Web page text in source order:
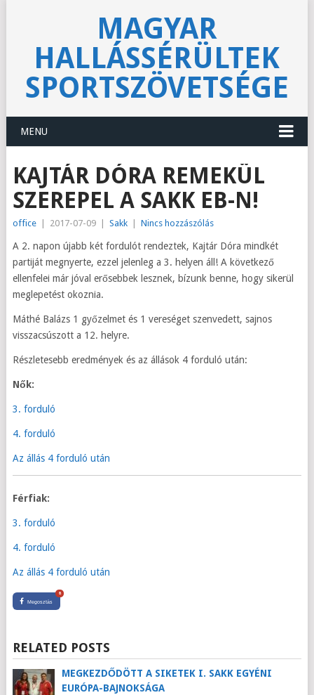
MAGYAR
HALLÁSSÉRÜLTEK
SPORTSZÖVETSÉGE
MENU
KAJTÁR DÓRA REMEKÜL
SZEREPEL A SAKK EB-N!
office 2017-07-09 Sakk Nincs hozzászólás
A 2. napon újabb két fordulót rendeztek, Kajtár Dóra mindkét
partiját megnyerte, ezzel jelenleg a 3. helyen áll! A következő
ellenfelei már jóval erősebbek lesznek, bízunk benne, hogy sikerül
meglepetést okoznia.
Máthé Balázs 1 győzelmet és 1 vereséget szenvedett, sajnos
visszacsúszott a 12. helyre.
Részletesebb eredmények és az állások 4 forduló után:
Nők:
3. forduló
4. forduló
Az állás 4 forduló után
Férfiak:
3. forduló
4. forduló
Az állás 4 forduló után
Megosztás
0
RELATED POSTS
MEGKEZDŐDÖTT A SIKETEK I. SAKK EGYÉNI
EURÓPA-BAJNOKSÁGA